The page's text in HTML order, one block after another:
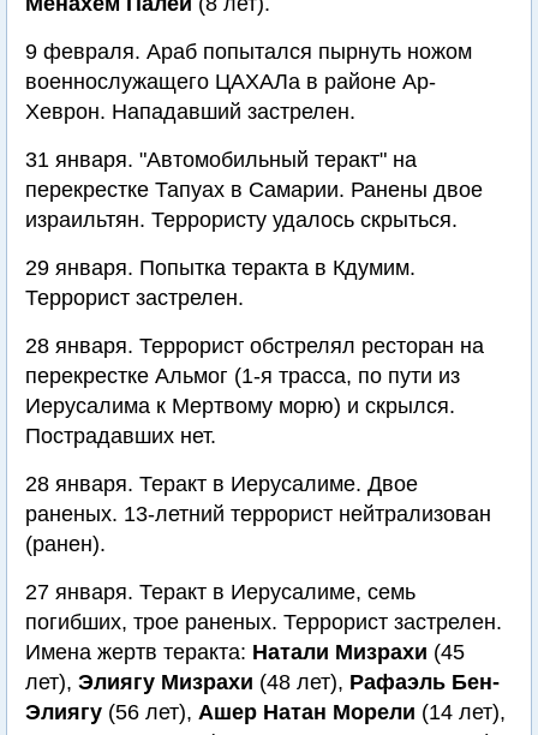
9 февраля. Араб попытался пырнуть ножом
военнослужащего ЦАХАЛа в районе Ар-
Хеврон. Нападавший застрелен.
31 января. "Автомобильный теракт" на
перекрестке Тапуах в Самарии. Ранены двое
израильтян. Террористу удалось скрыться.
29 января. Попытка теракта в Кдумим.
Террорист застрелен.
28 января. Террорист обстрелял ресторан на
перекрестке Альмог (1-я трасса, по пути из
Иерусалима к Мертвому морю) и скрылся.
Пострадавших нет.
28 января. Теракт в Иерусалиме. Двое
раненых. 13-летний террорист нейтрализован
(ранен).
27 января. Теракт в Иерусалиме, семь
погибших, трое раненых. Террорист застрелен.
Имена жертв теракта: Натали Мизрахи (45
лет), Элиягу Мизрахи (48 лет), Рафаэль Бен-
Элиягу (56 лет), Ашер Натан Морели (14 лет),